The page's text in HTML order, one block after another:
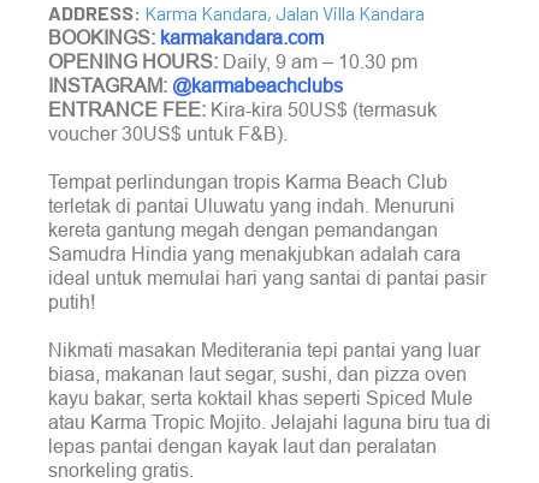
ADDRESS: Karma Kandara, Jalan Villa Kandara
BOOKINGS: karmakandara.com
OPENING HOURS: Daily, 9 am – 10.30 pm
INSTAGRAM: @karmabeachclubs
ENTRANCE FEE: Kira-kira 50US$ (termasuk
voucher 30US$ untuk F&B).
Tempat perlindungan tropis Karma Beach Club
terletak di pantai Uluwatu yang indah. Menuruni
kereta gantung megah dengan pemandangan
Samudra Hindia yang menakjubkan adalah cara
ideal untuk memulai hari yang santai di pantai pasir
putih!
Nikmati masakan Mediterania tepi pantai yang luar
biasa, makanan laut segar, sushi, dan pizza oven
kayu bakar, serta koktail khas seperti Spiced Mule
atau Karma Tropic Mojito. Jelajahi laguna biru tua di
lepas pantai dengan kayak laut dan peralatan
snorkeling gratis.